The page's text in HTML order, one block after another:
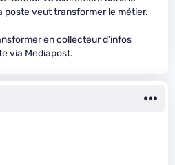
poste veut transformer le métier.
en collecteur d’infos
via Mediapost.